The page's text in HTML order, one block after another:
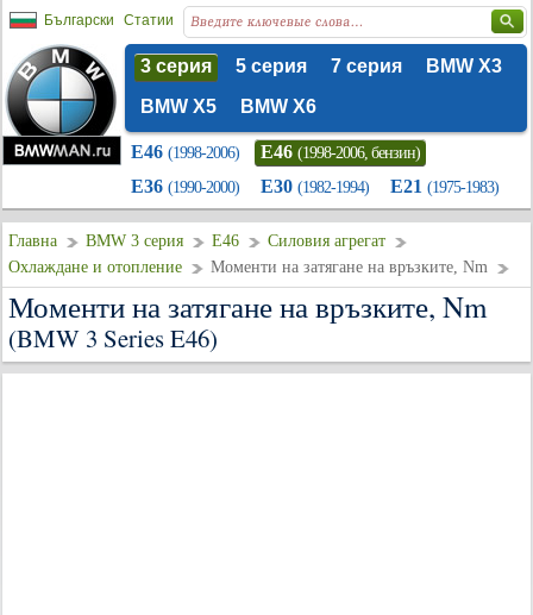
Български Статии
3 серия 5 серия 7 серия
BMW X3
BMW X5
BMW X6
E46 (1998-2006) E46 (1998-2006, бензин)
E36 (1990-2000) E30 (1982-1994) E21 (1975-1983)
Главна BMW 3 серия E46
Силовия агрегат
Охлаждане и отопление
Моменти на затягане на връзките, Nm
Моменти на затягане на връзките, Nm
(BMW 3 Series E46)